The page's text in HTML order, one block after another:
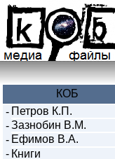
КОБ
- Петров К.П.
- Зазнобин В.М.
- Ефимов В.А.
- Книги